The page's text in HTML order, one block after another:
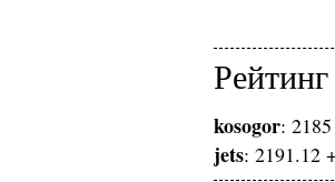
Рейтинг
kosogor:
jets: 2191.12